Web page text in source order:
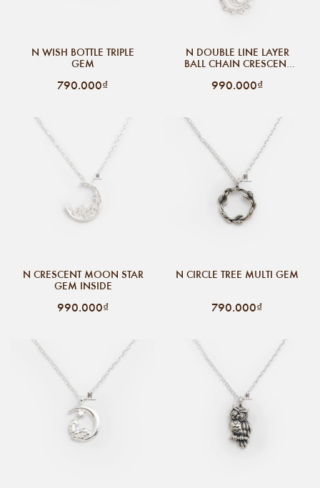
N WISH BOTTLE TRIPLE
GEM
790.000₫
N DOUBLE LINE LAYER
BALL CHAIN CRESCENT
GEM
990.000₫
N CRESCENT MOON STAR
GEM INSIDE
990.000₫
N CIRCLE TREE MULTI GEM
790.000₫